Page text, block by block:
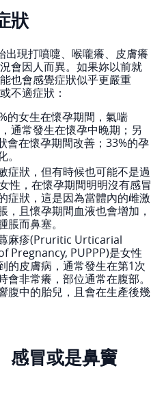
狀
出現打噴嚏、喉嚨癢、皮膚癢
會因人而異。如果妳以前就
也會感覺症狀似乎更嚴重
不適症狀：
的女生在懷孕期間，氣喘
通常發生在懷孕中晚期；另
會在懷孕期間改善；33%的孕
症狀，但有時候也可能不是過
性，在懷孕期間明明沒有感冒
症狀，這是因為當體內的雌激
，且懷孕期間血液也會增加，
而鼻塞。
麻疹(Pruritic Urticarial
Pregnancy, PUPPP)是女性
的皮膚病，通常發生在第1次
非常癢，部位通常在腹部。
腹中的胎兒，且會在生產後幾
感冒或是鼻竇